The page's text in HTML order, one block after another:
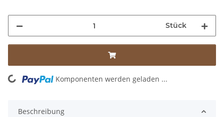
Stück
Komponenten werden geladen ...
Beschreibung